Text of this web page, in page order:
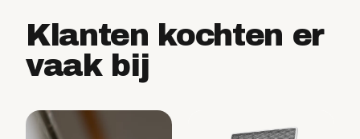
Klanten kochten er
vaak bij